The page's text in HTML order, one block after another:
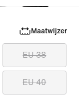
Maatwijzer
EU 38
EU 40